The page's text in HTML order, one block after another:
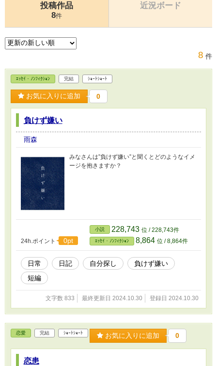
投稿作品
8件
近況ボード
8 件
ｴｯｾｲ・ﾉﾝﾌｨｸｼｮﾝ 完結 ｼｮｰﾄｼｮｰﾄ
お気に入りに追加 0
負けず嫌い
雨森
みなさんは”負けず嫌い”と聞くとどのようなイメ
ージを抱きますか？
24h.ポイント 0pt
小説 228,743 位 / 228,743件
ｴｯｾｲ・ﾉﾝﾌｨｸｼｮﾝ 8,864 位 / 8,864件
日常 日記 自分探し
負けず嫌い
短編
文字数 833 最終更新日 2024.10.30 登録日 2024.10.30
恋愛 完結 ｼｮｰﾄｼｮｰﾄ お気に入りに追加 0
恋患